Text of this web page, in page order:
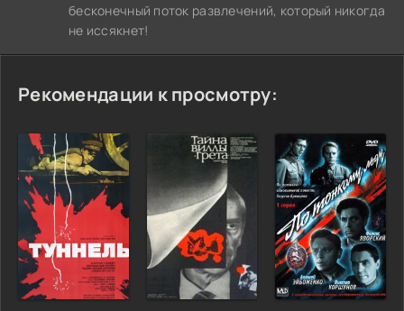
бесконечный поток развлечений, который никогда
не иссякнет!
Рекомендации к просмотру: